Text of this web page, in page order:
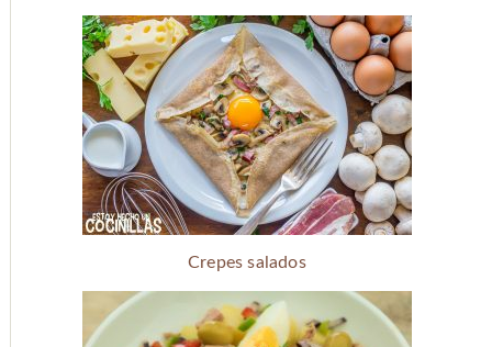
Crepes salados